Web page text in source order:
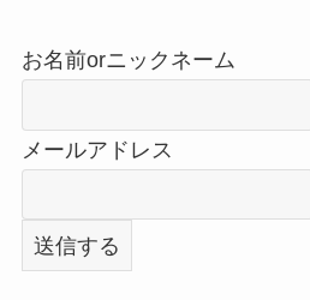
お名前orニックネーム
メールアドレス